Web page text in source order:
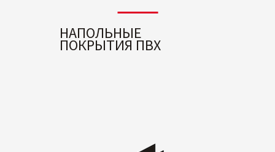
НАПОЛЬНЫЕ
ПОКРЫТИЯ ПВХ